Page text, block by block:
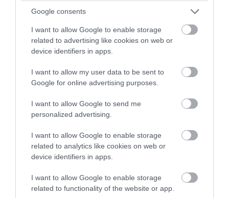
Google consents
I want to allow Google to enable storage
related to advertising like cookies on web or
device identifiers in apps.
I want to allow my user data to be sent to
Google for online advertising purposes.
I want to allow Google to send me
personalized advertising.
I want to allow Google to enable storage
related to analytics like cookies on web or
device identifiers in apps.
I want to allow Google to enable storage
related to functionality of the website or app.
Terima Kasih Pak atas pembelian lukisannya , semoga bapak
##painting#interior#decoration#homeinterior*homedecor#painti
nginterior#paintingdecoration#color#lukisan#dekorasirumah#fin
eart#paintingrumah#interiorumah#paintingcenter#pusatlukisan
#dekorasidinding#dekoriasiruangtamu#dekorasiruangan#dekor
asivilla#interiorrumah#interiorvilla#interinteriorruangan#lukisan